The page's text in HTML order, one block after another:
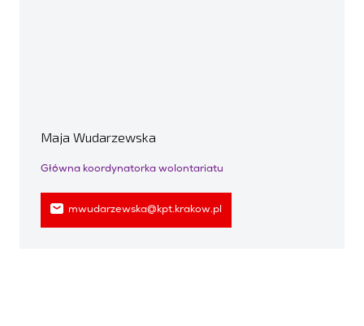
Maja Wudarzewska
Główna koordynatorka wolontariatu
mwudarzewska@kpt.krakow.pl